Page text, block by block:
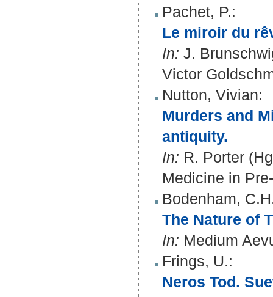
Pachet, P.:
Le miroir du
In: J.
Victor
Nutton, Vivian:
Murders and
antiquity.
In: R. Porter
Medicine in
Bodenham,
The Nature of
In: Medium
Frings, U.:
Neros Tod.